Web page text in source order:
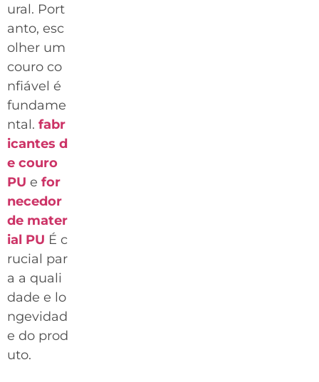
ural. Port
anto, esc
olher um
couro co
nfiável é
fundame
ntal. fabr
icantes d
e couro
PU e for
necedor
de mater
ial PU É c
rucial par
a a quali
dade e lo
ngevidad
e do prod
uto.